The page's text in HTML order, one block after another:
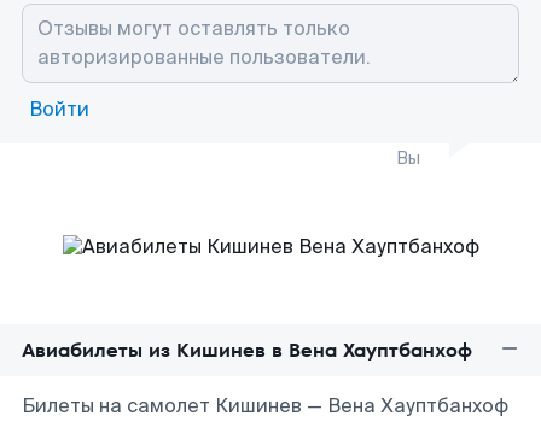
Войти
Вы
Авиабилеты из Кишинев в Вена Хауптбанхоф
Билеты на самолет Кишинев — Вена Хауптбанхоф